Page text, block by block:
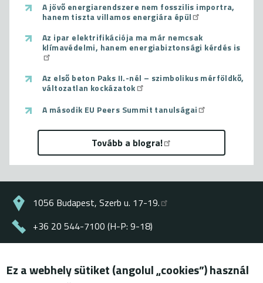
A jövő energiarendszere nem fosszilis importra,
hanem tiszta villamos energiára épül
Az ipar elektrifikációja ma már nemcsak
klímavédelmi, hanem energiabiztonsági kérdés is
Az első beton Paks II.-nél – szimbolikus mérföldkő,
változatlan kockázatok
A második EU Peers Summit tanulságai
Tovább a blogra!
1056 Budapest, Szerb u. 17-19.
+36 20 544-7100 (H-P: 9-18)
Ez a webhely sütiket (angolul „cookies”) használ